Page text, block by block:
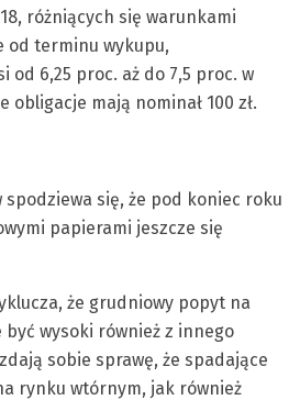
różniących się warunkami
od terminu wykupu,
od 6,25 proc. aż do 7,5 proc. w
obligacje mają nominał 100 zł.
się, że pod koniec roku
papierami jeszcze się
że grudniowy popyt na
wysoki również z innego
sobie sprawę, że spadające
rynku wtórnym, jak również